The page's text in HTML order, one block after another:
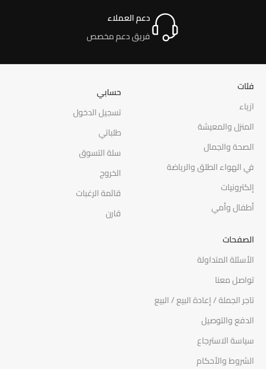
دعم العملاء
فريق دعم مخصص
فئات
ازياء
المنزل والمعيشة
الصحة والجمال
في الهواء الطلق والرياضة
إلكترونيات
أطفال وأمي
حسابي
تسجيل الدخول
طلباتي
سلة التسوق
الخروج
قائمة الرغبات
قارن
الصفحات
الأسئلة المتداولة
تواصل معنا
تاجر الجملة / إعادة البيع / البيع
الدفع والتوصيل
سياسة الاسترجاع
الشروط والأحكام